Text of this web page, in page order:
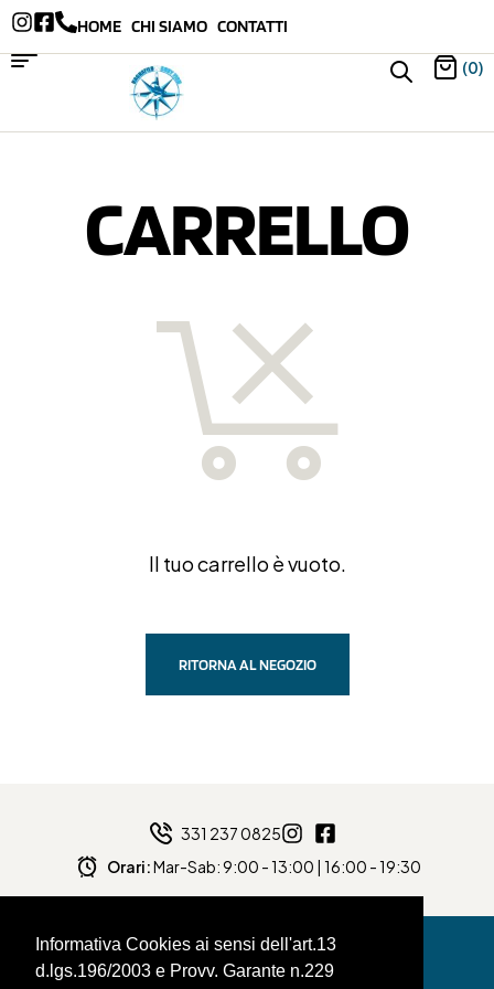
Informativa Cookies ai sensi dell'art.13
d.lgs.196/2003 e Provv. Garante n.229
HOME CHI SIAMO CONTATTI
(0)
CARRELLO
Il tuo carrello è vuoto.
RITORNA AL NEGOZIO
331 237 0825
Orari:Mar-Sab: 9:00 - 13:00 | 16:00 - 19:30